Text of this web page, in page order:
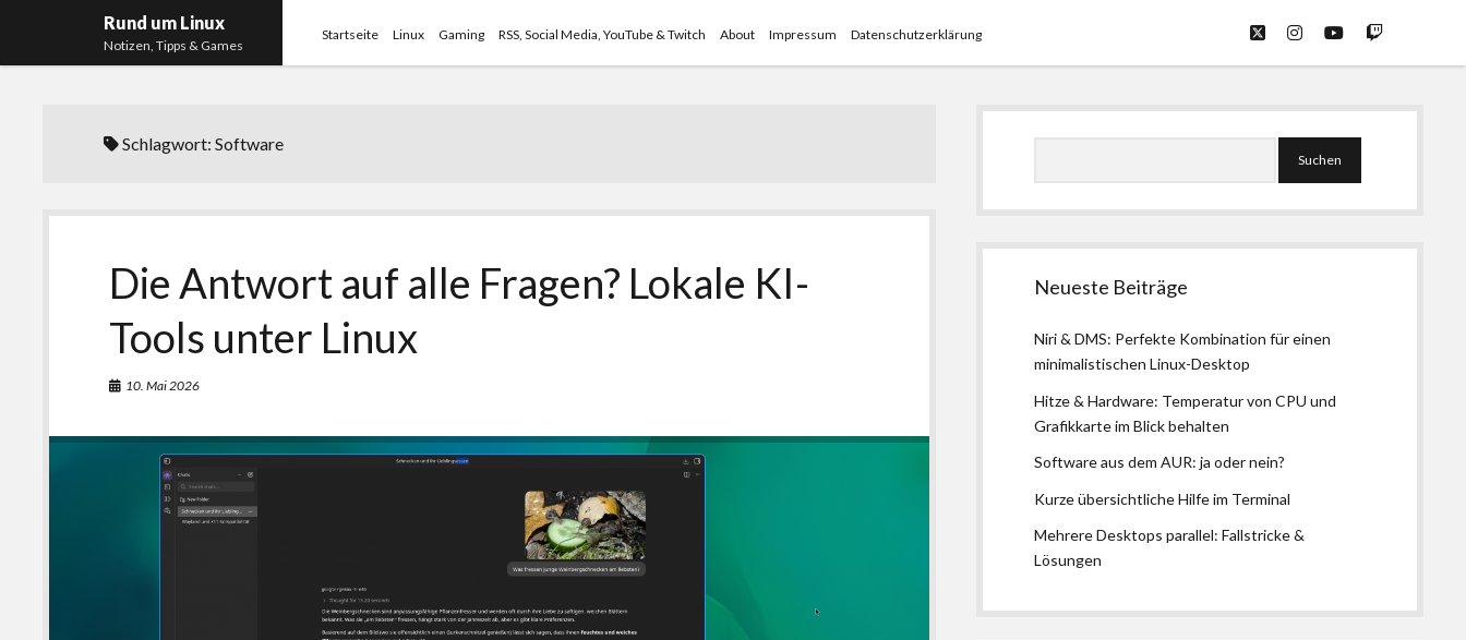
Rund um Linux
Notizen, Tipps & Games
Startseite Linux Gaming RSS, Social Media, YouTube & Twitch About Impressum Datenschutzerklärung twitterinstagram
youtubetwitch
Schlagwort:Software
Die Antwort auf alle Fragen? Lokale KI-
Tools unter Linux
10. Mai 2026
Seitenleiste
Neueste Beiträge
Niri & DMS: Perfekte Kombination für einen
minimalistischen Linux-Desktop
Hitze & Hardware: Temperatur von CPU und
Grafikkarte im Blick behalten
Software aus dem AUR: ja oder nein?
Kurze übersichtliche Hilfe im Terminal
Mehrere Desktops parallel: Fallstricke &
Lösungen